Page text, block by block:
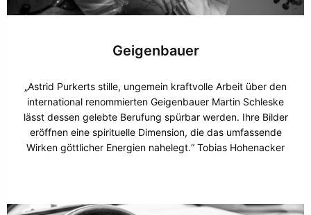
Geigenbauer
„Astrid Purkerts stille, ungemein kraftvolle Arbeit über den
international renommierten Geigenbauer Martin Schleske
lässt dessen gelebte Berufung spürbar werden. Ihre Bilder
eröffnen eine spirituelle Dimension, die das umfassende
Wirken göttlicher Energien nahelegt.“ Tobias Hohenacker